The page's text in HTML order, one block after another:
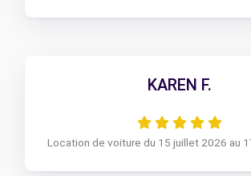
KAREN F.
Location de voiture du 15 juillet 2026 au